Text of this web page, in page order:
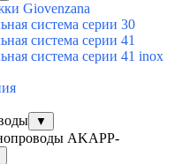
Giovenzana
система серии 30
система серии 41
система серии 41 inox
▼
AKAPP-